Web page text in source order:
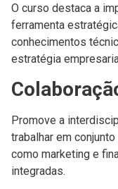
O curso destaca a
ferramenta
conhecimentos
estratégia
Promove a
trabalhar em
como marketing e
integradas.